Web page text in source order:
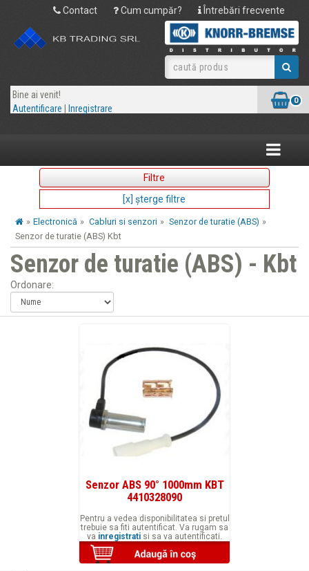
Contact Cum cumpăr? Întrebări frecvente
Bine ai venit!
Autentificare
Inregistrare
0
Toggle
Filtre
[x] şterge filtre
» Electronică » Cabluri si senzori » Senzor de turatie (ABS) »
Senzor de turatie (ABS) Kbt
Senzor de turatie (ABS) - Kbt
Ordonare:
Senzor ABS 90° 1000mm KBT
4410328090
Pentru a vedea disponibilitatea si pretul
trebuie sa fiti autentificat. Va rugam sa
va inregistrati si sa va autentificati.